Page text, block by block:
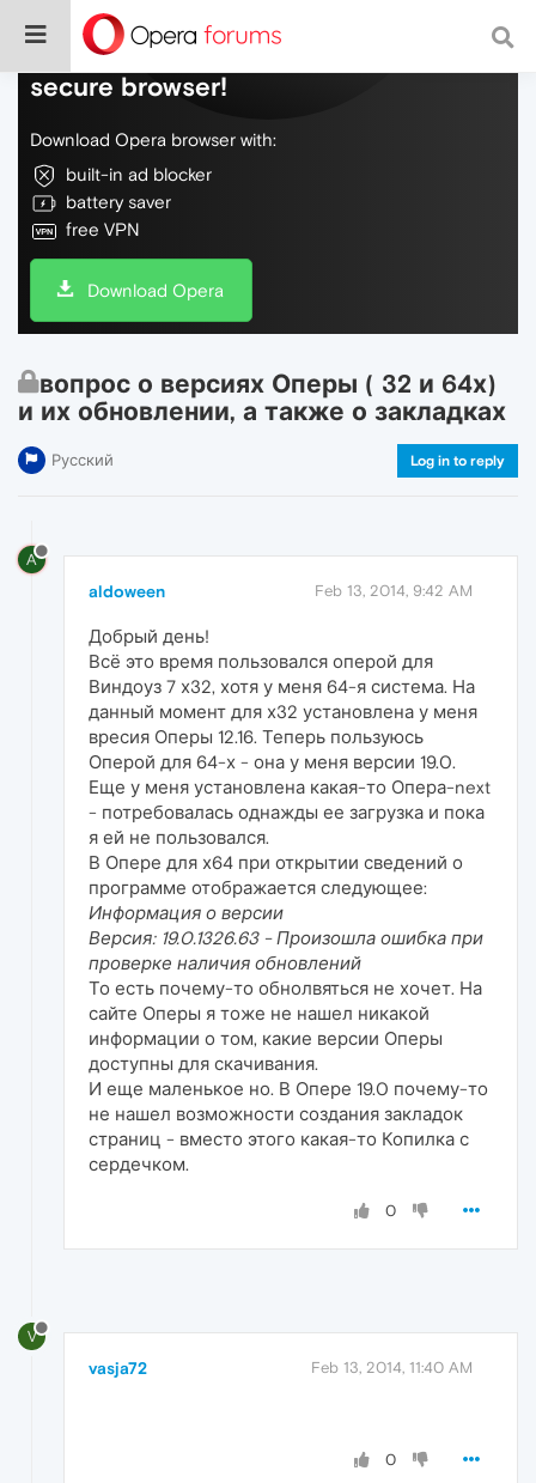
Do more on the web, with a fast and
secure browser!
Download Opera browser with:
built-in ad blocker
battery saver
free VPN
Download Opera
вопрос о версиях Оперы ( 32 и 64х)
и их обновлении, а также о закладках
Русский Log in to reply
A
aldoween Feb 13, 2014, 9:42 AM
Добрый день!
Всё это время пользовался оперой для
Виндоуз 7 х32, хотя у меня 64-я система. На
данный момент для х32 установлена у меня
вресия Оперы 12.16. Теперь пользуюсь
Оперой для 64-х - она у меня версии 19.0.
Еще у меня установлена какая-то Опера-next
- потребовалась однажды ее загрузка и пока
я ей не пользовался.
В Опере для х64 при открытии сведений о
программе отображается следующее:
Информация о версии
Версия: 19.0.1326.63 - Произошла ошибка при
проверке наличия обновлений
То есть почему-то обнолвяться не хочет. На
сайте Оперы я тоже не нашел никакой
информации о том, какие версии Оперы
доступны для скачивания.
И еще маленькое но. В Опере 19.0 почему-то
не нашел возможности создания закладок
страниц - вместо этого какая-то Копилка с
сердечком.
0
V
vasja72 Feb 13, 2014, 11:40 AM
0